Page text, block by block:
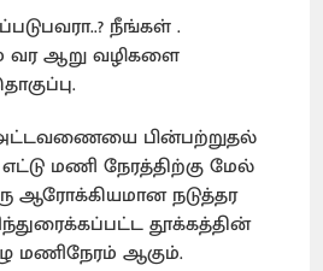
நீங்கள் .
வர ஆறு வழிகளை
பின்பற்றுதல்
மணி நேரத்திற்கு மேல்
ஆரோக்கியமான நடுத்தர
தூக்கத்தின்
மணிநேரம் ஆகும்.